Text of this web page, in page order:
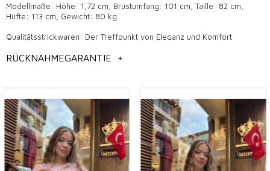
Modellmaße: Höhe: 1,72 cm, Brustumfang: 101 cm, Taille: 82 cm,
Hüfte: 113 cm, Gewicht: 80 kg.
Qualitätsstrickwaren: Der Treffpunkt von Eleganz und Komfort
Strickwaren sind ein Produkt, das in der Damenbekleidung immer
trendigen Modellen. Diese Produkte, die auch bei Besitzern von
Großhandelsboutiquen beliebt sind, gehören zu den unverzichtbaren
Modestücken. Die Eleganz und der Komfort von Strickwaren gehören
zu den modischsten Produkten, die Frauen zu jeder Jahreszeit wählen
können.
Die Bedeutung der Qualität von Strickwaren
RÜCKNAHMEGARANTIE +